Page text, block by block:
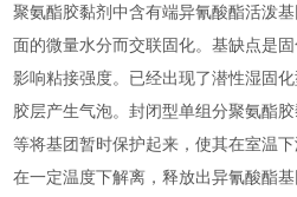
聚氨酯胶黏剂中含有端异氰酸酯活泼
面的微量水分而交联固化。基缺点是
影响粘接强度。已经出现了潜性湿固
胶层产生气泡。封闭型单组分聚氨酯
等将基团暂时保护起来，使其在室温
在一定温度下解离，释放出异氰酸酯